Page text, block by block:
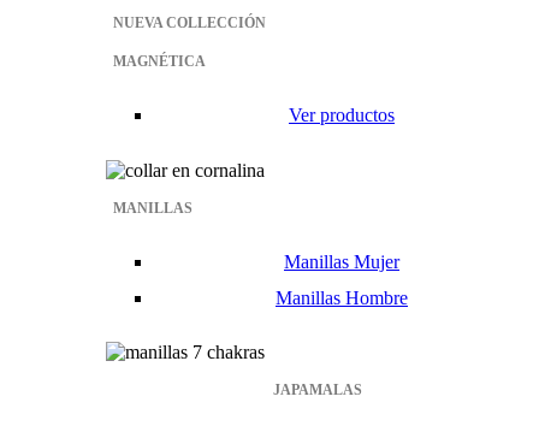
NUEVA COLLECCIÓN
MAGNÉTICA
Ver productos
MANILLAS
Manillas Mujer
Manillas Hombre
JAPAMALAS